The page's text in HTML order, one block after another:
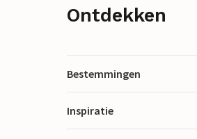
Ontdekken
Bestemmingen
Inspiratie